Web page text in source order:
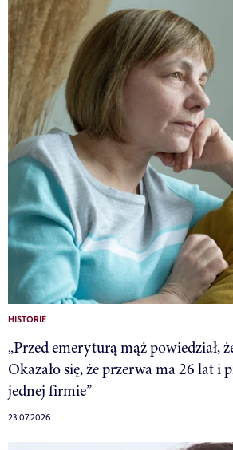
HISTORIE
„Przed emeryturą mąż powiedział,
Okazało się, że przerwa ma 26 lat i
jednej firmie”
23.07.2026